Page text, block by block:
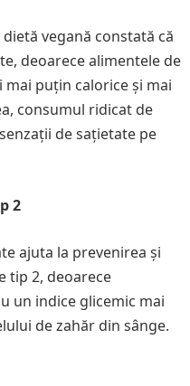
vegană constată că
deoarece alimentele de
puțin calorice și mai
consumul ridicat de
de sațietate pe
2
ajuta la prevenirea și
tip 2, deoarece
un indice glicemic mai
de zahăr din sânge.